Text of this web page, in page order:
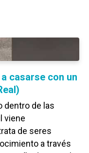
casarse con un
dentro de las
viene
de seres
a través